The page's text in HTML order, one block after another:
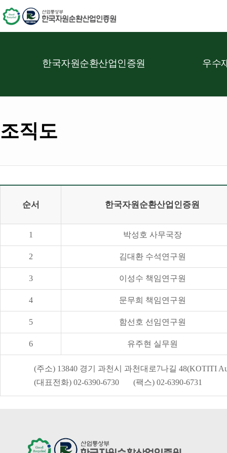
한국자원순환산업인증원 우수
조직도
순서 한국자원순환산업인증원
1 박성호 사무국장
2 김대환 수석연구원
3 이성수 책임연구원
4 문무희 책임연구원
5 함선호 선임연구원
6 유주현 실무원
(주소) 13840 경기 과천시 과천대로7나길 48(KOTITI
(대표전화) 02-6390-6730 (팩스) 02-6390-6731